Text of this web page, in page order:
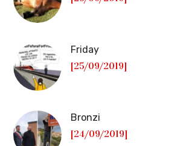
Friday
[25/09/2019]
Bronzi
[24/09/2019]